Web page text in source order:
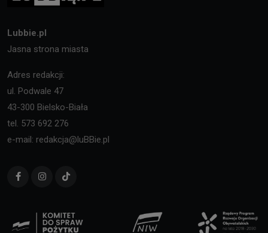
Lubbie.pl
Jasna strona miasta
Adres redakcji:
ul. Podwale 47
43-300 Bielsko-Biała
tel. 573 692 276
e-mail: redakcja@luBBie.pl